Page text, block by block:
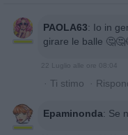
PAOLA63: Io in
girare le balle
· Ti stimo ·
Epaminonda: Se